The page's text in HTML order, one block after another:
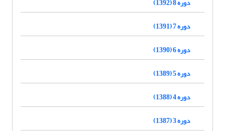
دوره 7 (1391)
دوره 6 (1390)
دوره 5 (1389)
دوره 4 (1388)
دوره 3 (1387)